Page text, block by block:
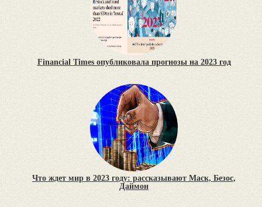
Financial Times опубликовала прогнозы на 2023 год
Что ждет мир в 2023 году: рассказывают Маск, Безос,
Даймон